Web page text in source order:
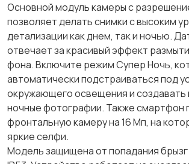
Основной модуль камеры с
позволяет делать снимки с высоким
детализации как днем, так и ночью.
отвечает за красивый эффект
фона. Включите режим Супер Ночь,
автоматически подстраиваться под
окружающего освещения и
ночные фотографии. Также смартфон
фронтальную камеру на 16 Мп, на
яркие селфи.
Модель защищена от попадания